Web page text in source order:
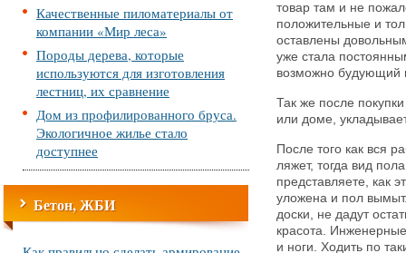
Качественные пиломатериалы от
компании «Мир леса»
Породы дерева, которые
используются для изготовления
лестниц, их сравнение
Дом из профилированного бруса.
Экологичное жилье стало
доступнее
Бетон, ЖБИ
товар там и не
положительные и
оставлены
уже стала
возможно будующий
Так же после
или доме,
После того как вся
ляжет, тогда вид
представляете, как
уложена и пол
доски, не дадут
красота.
и ноги. Ходить по